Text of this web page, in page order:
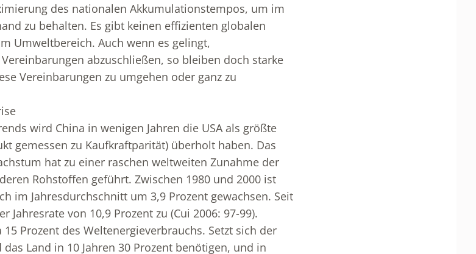
des nationalen Akkumulationstempos, um im
zu behalten. Es gibt keinen effizienten globalen
Umweltbereich. Auch wenn es gelingt,
abzuschließen, so bleiben doch starke
Vereinbarungen zu umgehen oder ganz zu
wird China in wenigen Jahren die USA als größte
gemessen zu Kaufkraftparität) überholt haben. Das
hat zu einer raschen weltweiten Zunahme der
Rohstoffen geführt. Zwischen 1980 und 2000 ist
im Jahresdurchschnitt um 3,9 Prozent gewachsen. Seit
von 10,9 Prozent zu (Cui 2006: 97-99).
Prozent des Weltenergieverbrauchs. Setzt sich der
Land in 10 Jahren 30 Prozent benötigen, und in